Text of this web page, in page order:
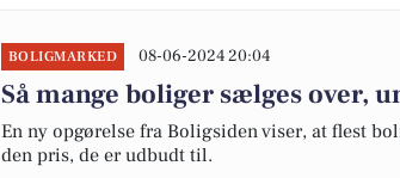
BOLIGMARKED 08-06-2024 20:04
Så mange boliger sælges over,
En ny opgørelse fra Boligsiden viser, at flest
den pris, de er udbudt til.